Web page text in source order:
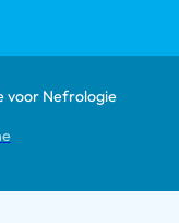
voor Nefrologie